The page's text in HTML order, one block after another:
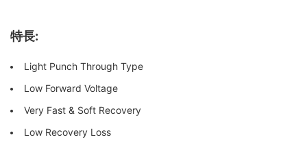
特長:
Light Punch Through Type
Low Forward Voltage
Very Fast & Soft Recovery
Low Recovery Loss